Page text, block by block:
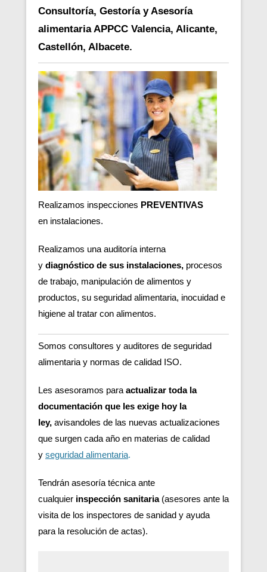
Consultoría, Gestoría y Asesoría
alimentaria APPCC Valencia, Alicante,
Castellón, Albacete.
Realizamos inspecciones PREVENTIVAS
en instalaciones.
Realizamos una auditoría interna
y diagnóstico de sus instalaciones, procesos
de trabajo, manipulación de alimentos y
productos, su seguridad alimentaria, inocuidad e
higiene al tratar con alimentos.
Somos consultores y auditores de seguridad
alimentaria y normas de calidad ISO.
Les asesoramos para actualizar toda la
documentación que les exige hoy la
ley, avisandoles de las nuevas actualizaciones
que surgen cada año en materias de calidad
y seguridad alimentaria.
Tendrán asesoría técnica ante
cualquier inspección sanitaria (asesores ante la
visita de los inspectores de sanidad y ayuda
para la resolución de actas).